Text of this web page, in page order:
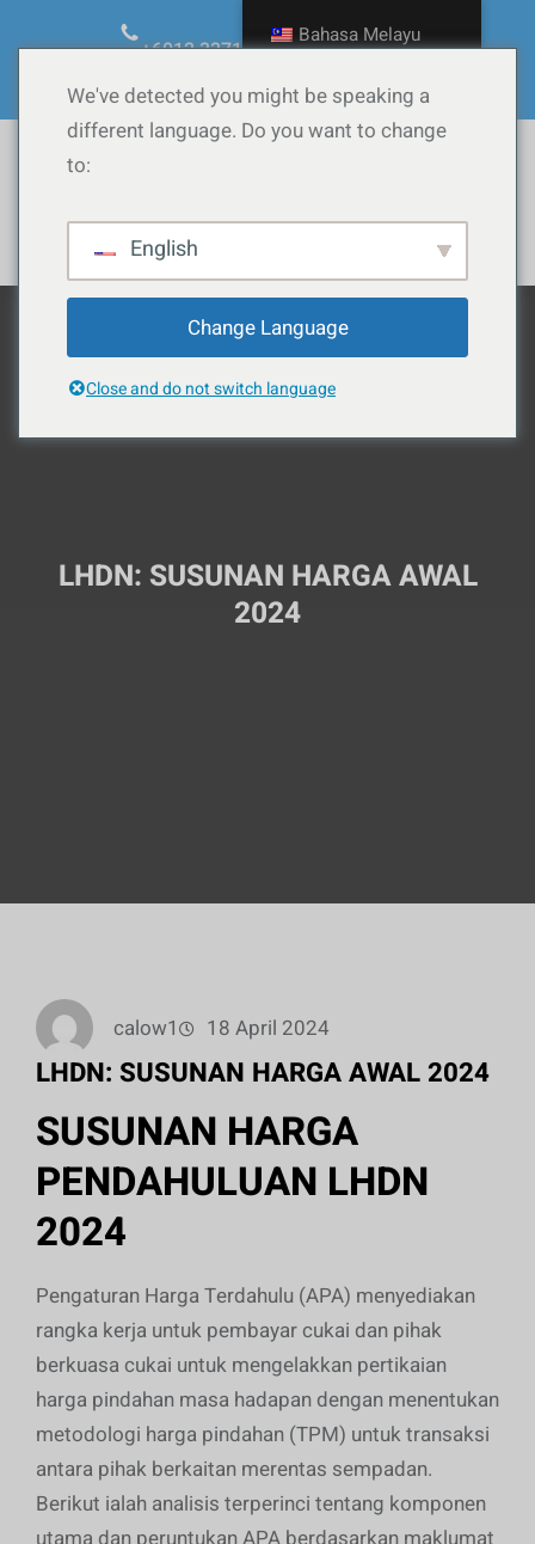
ke
kandungan
+6012.3371090
ask@calow.co
Facebook
YouTube
TikTok
Instagram
WordPress
LHDN: SUSUNAN HARGA AWAL
2024
calow1 18 April 2024
LHDN: SUSUNAN HARGA AWAL 2024
SUSUNAN HARGA
PENDAHULUAN LHDN
2024
Pengaturan Harga Terdahulu (APA) menyediakan
rangka kerja untuk pembayar cukai dan pihak
berkuasa cukai untuk mengelakkan pertikaian
harga pindahan masa hadapan dengan menentukan
metodologi harga pindahan (TPM) untuk transaksi
antara pihak berkaitan merentas sempadan.
Berikut ialah analisis terperinci tentang komponen
Bahasa Melayu
We've detected you might be speaking a
different language. Do you want to change
to:
English
Change Language
Close and do not switch language